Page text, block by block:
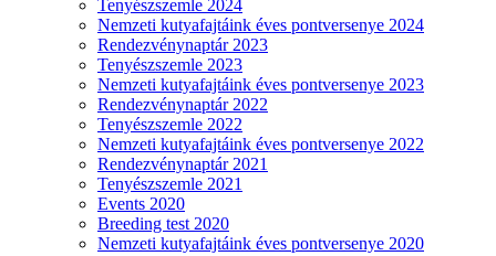
Tenyészszemle 2024
Nemzeti kutyafajtáink éves pontversenye 2024
Rendezvénynaptár 2023
Tenyészszemle 2023
Nemzeti kutyafajtáink éves pontversenye 2023
Rendezvénynaptár 2022
Tenyészszemle 2022
Nemzeti kutyafajtáink éves pontversenye 2022
Rendezvénynaptár 2021
Tenyészszemle 2021
Events 2020
Breeding test 2020
Nemzeti kutyafajtáink éves pontversenye 2020